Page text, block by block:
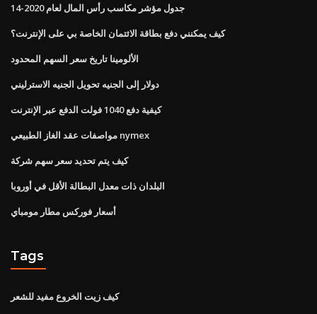
جدول مؤشر مكاسب رأس المال لعام 2020-14
كيف يمكنني دفع بطاقة الائتمان الخاصة بي على الإنترنت؟
الألومينا تاريخ سعر السهم المحدود
دولار إلى الجنيه تحويل الجنيه الاسترليني
كيفية دفع 1040 فولت الدفع عبر الإنترنت
مواصفات عقد الغاز الطبيعي nymex
كيف يتم تحديد سعر سهم شركة
البلدان ذات معدل البطالة الأقل في أوروبا
أسعار فوركس مطار مومباي
Tags
كيف زيت الخروع مفيد للشعر